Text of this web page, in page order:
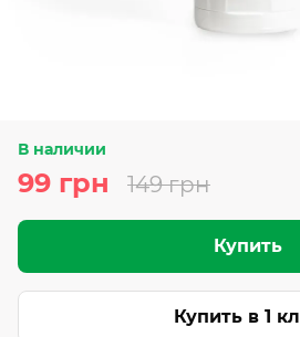
В наличии
99 грн 149 грн
Купить
Купить в 1